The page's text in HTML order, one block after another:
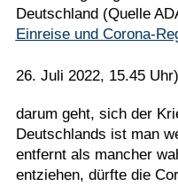
Deutschland (Quelle
Einreise und Corona-
26. Juli 2022, 15.45
darum geht, sich der
Deutschlands ist man
entfernt als mancher
entziehen, dürfte die